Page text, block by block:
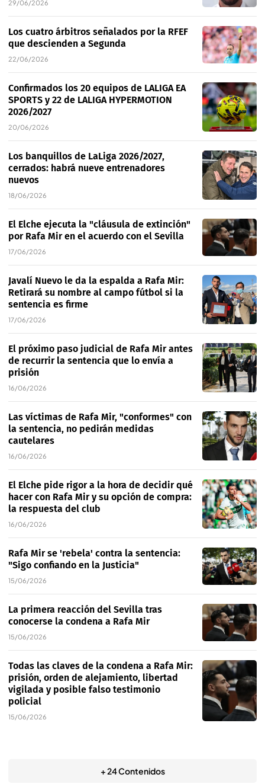
29/06/2026
Los cuatro árbitros señalados por la RFEF
que descienden a Segunda
22/06/2026
Confirmados los 20 equipos de LALIGA EA
SPORTS y 22 de LALIGA HYPERMOTION
2026/2027
20/06/2026
Los banquillos de LaLiga 2026/2027,
cerrados: habrá nueve entrenadores
nuevos
18/06/2026
El Elche ejecuta la "cláusula de extinción"
por Rafa Mir en el acuerdo con el Sevilla
17/06/2026
Javalí Nuevo le da la espalda a Rafa Mir:
Retirará su nombre al campo fútbol si la
sentencia es firme
17/06/2026
El próximo paso judicial de Rafa Mir antes
de recurrir la sentencia que lo envía a
prisión
16/06/2026
Las víctimas de Rafa Mir, "conformes" con
la sentencia, no pedirán medidas
cautelares
16/06/2026
El Elche pide rigor a la hora de decidir qué
hacer con Rafa Mir y su opción de compra:
la respuesta del club
16/06/2026
Rafa Mir se 'rebela' contra la sentencia:
"Sigo confiando en la Justicia"
15/06/2026
La primera reacción del Sevilla tras
conocerse la condena a Rafa Mir
15/06/2026
Todas las claves de la condena a Rafa Mir:
prisión, orden de alejamiento, libertad
vigilada y posible falso testimonio
policial
15/06/2026
+ 24 Contenidos